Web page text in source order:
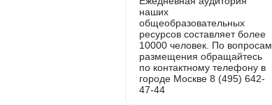
наших
общеобразовательных
ресурсов составляет более
10000 человек. По вопросам
размещения обращайтесь
по контактному телефону в
городе Москве 8 (495) 642-
47-44